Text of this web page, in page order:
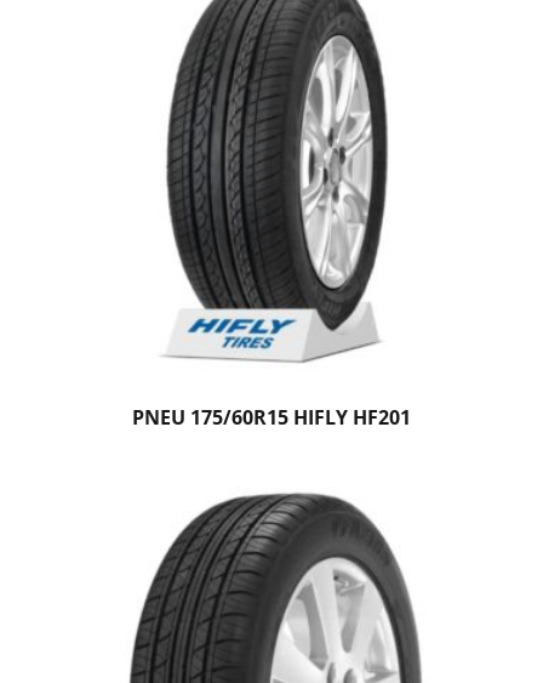
PNEU 175/60R15 HIFLY HF201